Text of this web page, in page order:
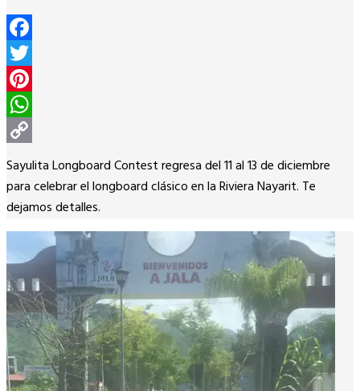
Facebook
Twitter
Pinterest
WhatsApp
Copy
Link
Sayulita Longboard Contest regresa del 11 al 13 de diciembre
para celebrar el longboard clásico en la Riviera Nayarit. Te
dejamos detalles.